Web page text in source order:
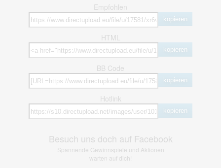
Empfohlen
kopieren
HTML
kopieren
BB Code
kopieren
Hotlink
kopieren
Besuch uns doch auf Facebook
Spannende Gewinnspiele und Aktionen
warten auf dich!